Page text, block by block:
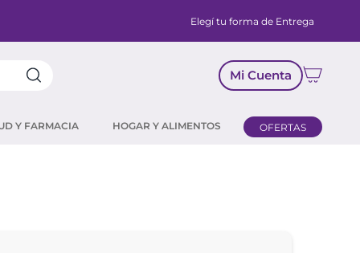
Elegí tu forma de Entrega
Mi Cuenta
Y FARMACIA HOGAR Y ALIMENTOS OFERTAS